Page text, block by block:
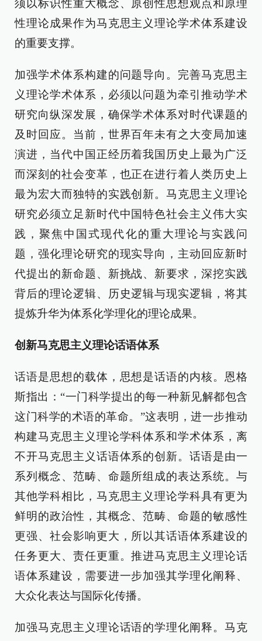
须以标识性重大概念、原创性思想观点和原理
性理论成果作为马克思主义理论学术体系建设
的重要支撑。
加强学术体系构建的问题导向。完善马克思主
义理论学术体系，必须以问题为牵引推动学术
研究向纵深发展，确保学术体系对时代课题的
及时回应。当前，世界百年未有之大变局加速
演进，当代中国正经历着我国历史上最为广泛
而深刻的社会变革，也正在进行着人类历史上
最为宏大而独特的实践创新。马克思主义理论
研究必须立足新时代中国特色社会主义伟大实
践，聚焦中国式现代化的重大理论与实践问
题，强化理论研究的现实导向，主动回应新时
代提出的新命题、新挑战、新要求，深挖实践
背后的理论逻辑、历史逻辑与现实逻辑，将其
提炼升华为体系化学理化的理论成果。
创新马克思主义理论话语体系
话语是思想的载体，思想是话语的内核。恩格
斯指出：“一门科学提出的每一种新见解都包含
这门科学的术语的革命。”这表明，进一步推动
构建马克思主义理论学科体系和学术体系，离
不开马克思主义话语体系的创新。话语是由一
系列概念、范畴、命题所组成的表达系统。与
其他学科相比，马克思主义理论学科具有更为
鲜明的政治性，其概念、范畴、命题的敏感性
更强、社会影响更大，所以其话语体系建设的
任务更大、责任更重。推进马克思主义理论话
语体系建设，需要进一步加强其学理化阐释、
大众化表达与国际化传播。
加强马克思主义理论话语的学理化阐释。马克